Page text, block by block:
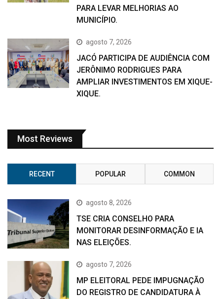
PARA LEVAR MELHORIAS AO
MUNICÍPIO.
agosto 7, 2026
JACÓ PARTICIPA DE AUDIÊNCIA COM
JERÔNIMO RODRIGUES PARA
AMPLIAR INVESTIMENTOS EM XIQUE-
XIQUE.
Most Reviews
RECENT POPULAR COMMON
agosto 8, 2026
TSE CRIA CONSELHO PARA
MONITORAR DESINFORMAÇÃO E IA
NAS ELEIÇÕES.
agosto 7, 2026
MP ELEITORAL PEDE IMPUGNAÇÃO
DO REGISTRO DE CANDIDATURA À